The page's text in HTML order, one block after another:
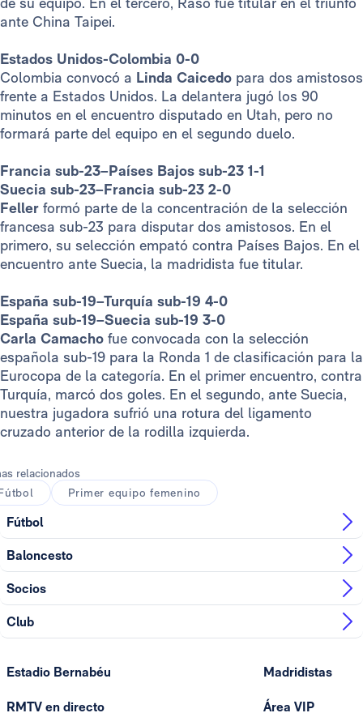
ante China Taipei.
Estados Unidos-Colombia 0-0
Colombia convocó a Linda Caicedo para dos amistosos
frente a Estados Unidos. La delantera jugó los 90
minutos en el encuentro disputado en Utah, pero no
formará parte del equipo en el segundo duelo.
Francia sub-23–Países Bajos sub-23 1-1
Suecia sub-23–Francia sub-23 2-0
Feller formó parte de la concentración de la selección
francesa sub-23 para disputar dos amistosos. En el
primero, su selección empató contra Países Bajos. En el
encuentro ante Suecia, la madridista fue titular.
España sub-19–Turquía sub-19 4-0
España sub-19–Suecia sub-19 3-0
Carla Camacho fue convocada con la selección
española sub-19 para la Ronda 1 de clasificación para la
Eurocopa de la categoría. En el primer encuentro, contra
Turquía, marcó dos goles. En el segundo, ante Suecia,
nuestra jugadora sufrió una rotura del ligamento
cruzado anterior de la rodilla izquierda.
relacionados
Primer equipo femenino
Fútbol
Baloncesto
Socios
Club
Estadio Bernabéu
RMTV en directo
Madridistas
Área VIP